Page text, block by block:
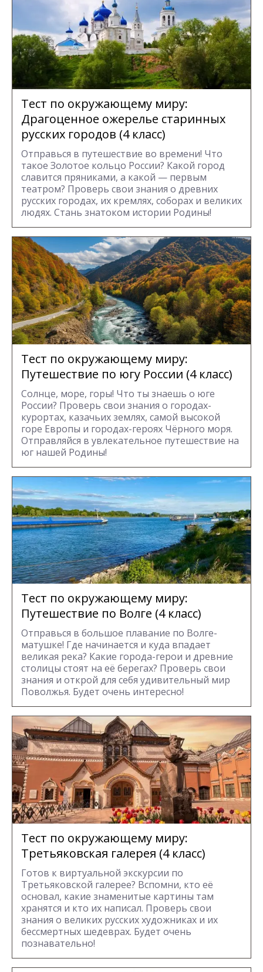
Тест по окружающему миру:
Драгоценное ожерелье старинных
русских городов (4 класс)
Отправься в путешествие во времени! Что
такое Золотое кольцо России? Какой город
славится пряниками, а какой — первым
театром? Проверь свои знания о древних
русских городах, их кремлях, соборах и великих
людях. Стань знатоком истории Родины!
Тест по окружающему миру:
Путешествие по югу России (4 класс)
Солнце, море, горы! Что ты знаешь о юге
России? Проверь свои знания о городах-
курортах, казачьих землях, самой высокой
горе Европы и городах-героях Чёрного моря.
Отправляйся в увлекательное путешествие на
юг нашей Родины!
Тест по окружающему миру:
Путешествие по Волге (4 класс)
Отправься в большое плавание по Волге-
матушке! Где начинается и куда впадает
великая река? Какие города-герои и древние
столицы стоят на её берегах? Проверь свои
знания и открой для себя удивительный мир
Поволжья. Будет очень интересно!
Тест по окружающему миру:
Третьяковская галерея (4 класс)
Готов к виртуальной экскурсии по
Третьяковской галерее? Вспомни, кто её
основал, какие знаменитые картины там
хранятся и кто их написал. Проверь свои
знания о великих русских художниках и их
бессмертных шедеврах. Будет очень
познавательно!